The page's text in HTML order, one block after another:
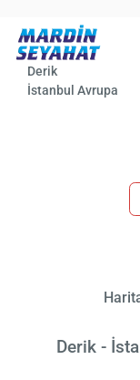
Derik
İstanbul Avrupa
Derik -